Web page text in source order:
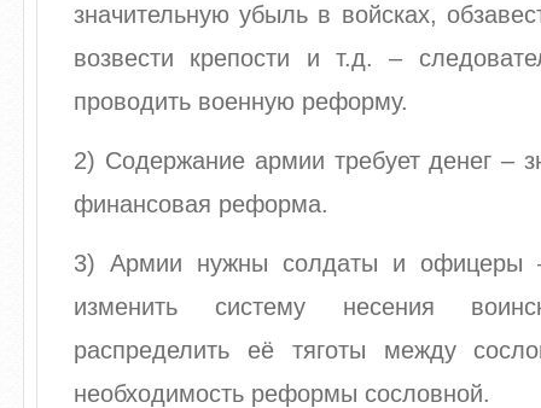
значительную убыль в войсках,
возвести крепости и т.д. –
проводить военную реформу.
2) Содержание армии требует денег –
финансовая реформа.
3) Армии нужны солдаты и офицеры –
изменить систему несения
распределить её тяготы между
необходимость реформы сословной.